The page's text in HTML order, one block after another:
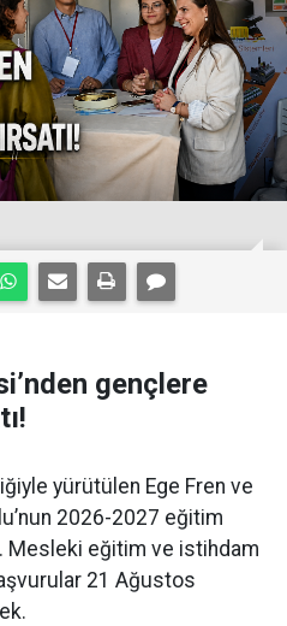
gençlere
yürütülen Ege Fren ve
2026-2027 eğitim
Mesleki eğitim ve istihdam
21 Ağustos